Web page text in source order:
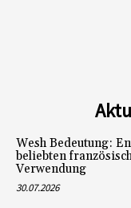
Wesh Bedeutung:
beliebten
Verwendung
30.07.2026